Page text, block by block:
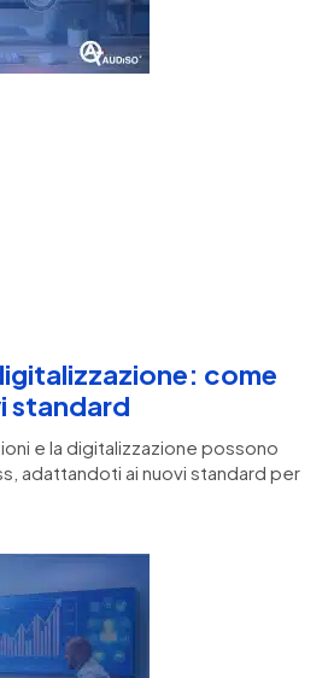
come
standard
e la digitalizzazione possono
adattandoti ai nuovi standard per